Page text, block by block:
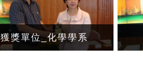
獲獎單位_化學學系